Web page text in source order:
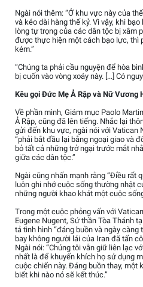
Ngài nói thêm: “Ở khu vực này của
và kéo dài hàng thế kỷ. Vì vậy, khi
lòng tự trọng của các dân tộc bị xâm
được thực hiện một cách bạo lực, thì
kém.”
“Chúng ta phải cầu nguyện để hòa
bị cuốn vào vòng xoáy này. [...] Có
Kêu gọi Đức Mẹ Ả Rập và Nữ Vương
Về phần mình, Giám mục Paolo
Ả Rập, cũng đã lên tiếng. Nhắc lại
gửi đến khu vực, ngài nói với Vatican
“phải bắt đầu lại bằng ngoại giao và
bỏ tất cả những trở ngại trước mắt
giữa các dân tộc.”
Ngài cũng nhấn mạnh rằng “Điều rất
luôn ghi nhớ cuộc sống thường nhật
những người khao khát một cuộc
Trong một cuộc phỏng vấn với
Eugene Nugent, Sứ thần Tòa Thánh
tả tình hình “đáng buồn và ngày càng
bay không người lái của Iran đã tấn
Ngài nói: “Chúng tôi vẫn giữ liên lạc
nhất là để khuyến khích họ sử dụng
cuộc chiến này. Đáng buồn thay, một
biết khi nào nó sẽ kết thúc.”